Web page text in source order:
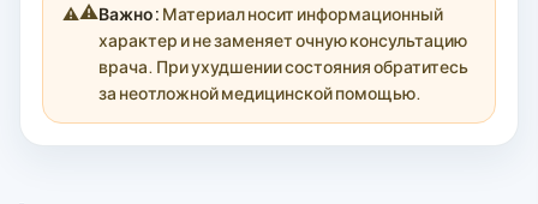
⚠️Важно: Материал носит информационный
характер и не заменяет очную консультацию
врача. При ухудшении состояния обратитесь
за неотложной медицинской помощью.